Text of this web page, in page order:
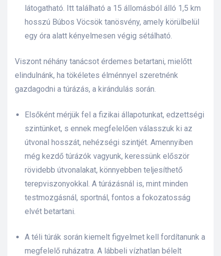
látogatható. Itt található a 15 állomásból álló 1,5 km
hosszú Búbos Vöcsök tanösvény, amely körülbelül
egy óra alatt kényelmesen végig sétálható.
Viszont néhány tanácsot érdemes betartani, mielőtt
elindulnánk, ha tökéletes élménnyel szeretnénk
gazdagodni a túrázás, a kirándulás során.
Elsőként mérjük fel a fizikai állapotunkat, edzettségi
szintünket, s ennek megfelelően válasszuk ki az
útvonal hosszát, nehézségi szintjét. Amennyiben
még kezdő túrázók vagyunk, keressünk először
rövidebb útvonalakat, könnyebben teljesíthető
terepviszonyokkal. A túrázásnál is, mint minden
testmozgásnál, sportnál, fontos a fokozatosság
elvét betartani.
A téli túrák során kiemelt figyelmet kell fordítanunk a
megfelelő ruházatra. A lábbeli vízhatlan bélelt